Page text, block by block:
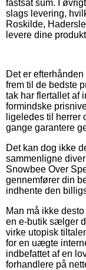
fastsat sum. I
slags levering,
Roskilde,
levere dine
Det er
frem til de bedste
tak har flertallet af
formindske
ligeledes til herrer
gange garantere
Det kan dog ikke
sammenligne
Snowbee Over
gennemfører din
indhente den
Man må ikke
en e-butik sælger
virke utopisk
for en uægte
indbefattet af en
forhandlere på